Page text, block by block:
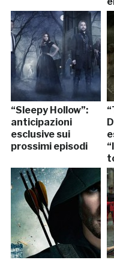
“Sleepy Hollow”:
anticipazioni
esclusive sui
prossimi episodi